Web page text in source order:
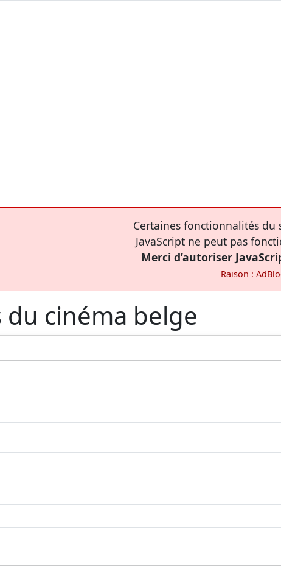
Certaines fonctionnalités du
JavaScript ne peut pas
Merci d’autoriser
Raison :
du cinéma belge